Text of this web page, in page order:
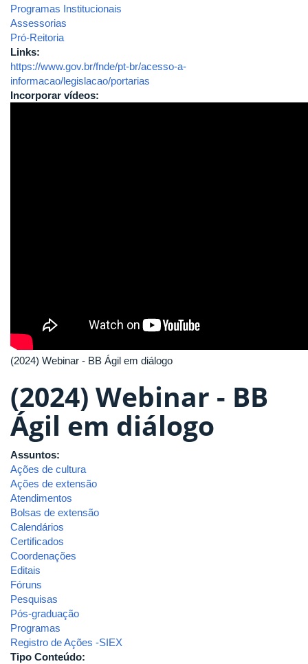
Programas Institucionais
Assessorias
Pró-Reitoria
Links:
https://www.gov.br/fnde/pt-br/acesso-a-
informacao/legislacao/portarias
Incorporar vídeos:
(2024) Webinar - BB Ágil em diálogo
(2024) Webinar - BB
Ágil em diálogo
Assuntos:
Ações de cultura
Ações de extensão
Atendimentos
Bolsas de extensão
Calendários
Certificados
Coordenações
Editais
Fóruns
Pesquisas
Pós-graduação
Programas
Registro de Ações -SIEX
Tipo Conteúdo: